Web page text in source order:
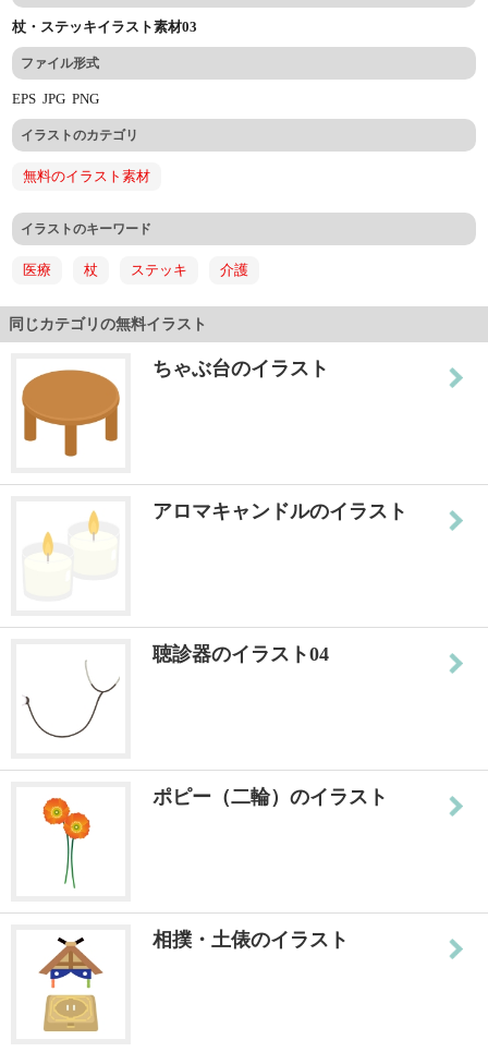
杖・ステッキイラスト素材03
ファイル形式
EPSJPGPNG
イラストのカテゴリ
無料のイラスト素材
イラストのキーワード
医療 杖 ステッキ 介護
同じカテゴリの無料イラスト
ちゃぶ台のイラスト
アロマキャンドルのイラスト
聴診器のイラスト04
ポピー（二輪）のイラスト
相撲・土俵のイラスト